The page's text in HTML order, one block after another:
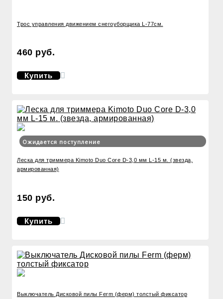
Трос управления движением снегоуборщика L-77см.
460 руб.
Купить
Ожидается поступление
Леска для триммера Kimoto Duo Core D-3,0 мм L-15 м. (звезда,
армированная)
150 руб.
Купить
Выключатель Дисковой пилы Ferm (ферм) толстый фиксатор